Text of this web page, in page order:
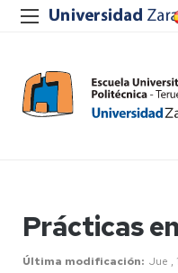
Prácticas
Última modificación Jue ,